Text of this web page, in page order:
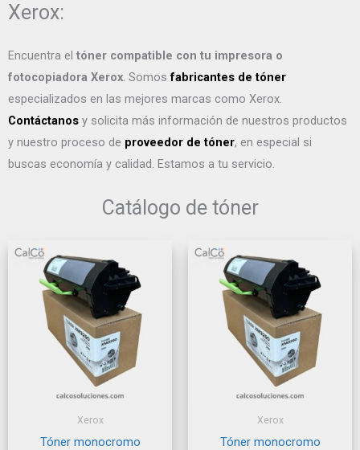
Xerox:
Encuentra el tóner compatible con tu impresora o
fotocopiadora Xerox. Somosfabricantes de tóner
especializados en las mejores marcas como Xerox.
Contáctanos y solicita más información de nuestros productos
y nuestro proceso de proveedor de tóner, en especial si
buscas economía y calidad. Estamos a tu servicio.
Catálogo de tóner
Xerox
Tóner monocromo
Xerox
Tóner monocromo